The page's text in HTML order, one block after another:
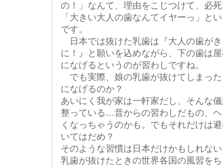
の！」なんて、理由をこじつけて、必
「大きい大人の歯なんてイヤーっ」と
です。
日本では抜けた乳歯は『大人の歯が
に！』と願いを込めながら、下の歯は
になげるというのが習わしですね。
でも実際、娘の乳歯が抜けてしまっ
になげるのか？
あいにく我が家は一軒家だし、そんな
整っている…昔からの習わしだもの、
くなっちゃうのかも。でもそれだけは
いてはだめ？
そのような習慣は日本だけかもしれな
乳歯が抜けたときの世界各国の風習を